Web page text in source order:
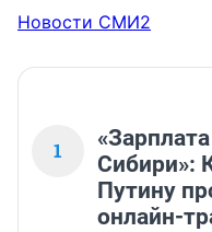
Новости СМИ2
1
Сибири»:
Путину
онлайн-